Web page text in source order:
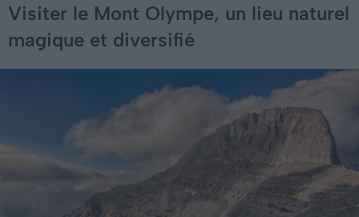
Visiter le Mont Olympe, un lieu naturel
magique et diversifié